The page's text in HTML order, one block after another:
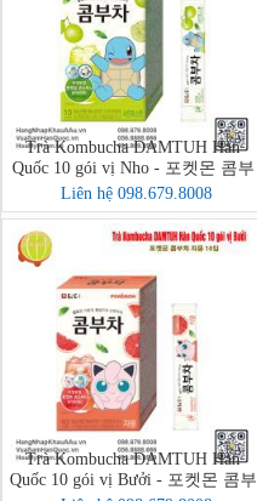
Trà Kombucha DAMTUH Hàn
Quốc 10 gói vị Nho - 포켓몬 콤부
차 샤인머스캣 10입
Liên hệ 098.679.8008
Trà Kombucha DAMTUH Hàn
Quốc 10 gói vị Bưởi - 포켓몬 콤부